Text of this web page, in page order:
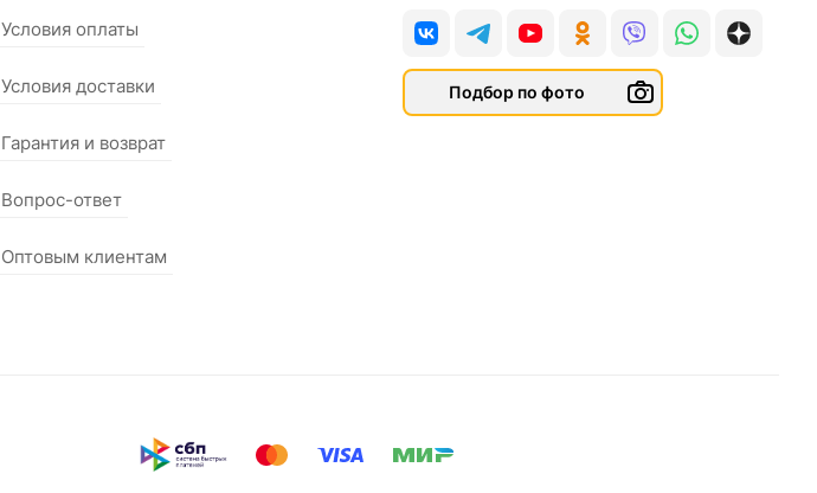
Условия оплаты
Условия доставки
Гарантия и возврат
Вопрос-ответ
Оптовым клиентам
Подбор по фото